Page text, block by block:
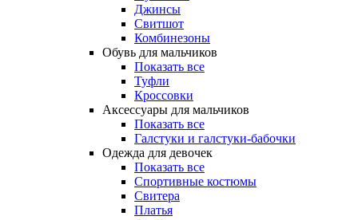
Джинсы
Свитшот
Комбинезоны
Обувь для мальчиков
Показать все
Туфли
Кроссовки
Аксессуары для мальчиков
Показать все
Галстуки и галстуки-бабочки
Одежда для девочек
Показать все
Спортивные костюмы
Свитера
Платья